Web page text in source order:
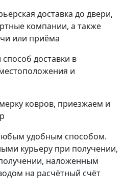
доставка до двери,
компании, а также
или приёма
доставки в
и
ковров, приезжаем и
удобным способом.
курьеру при получении,
наложенным
на расчётный счёт